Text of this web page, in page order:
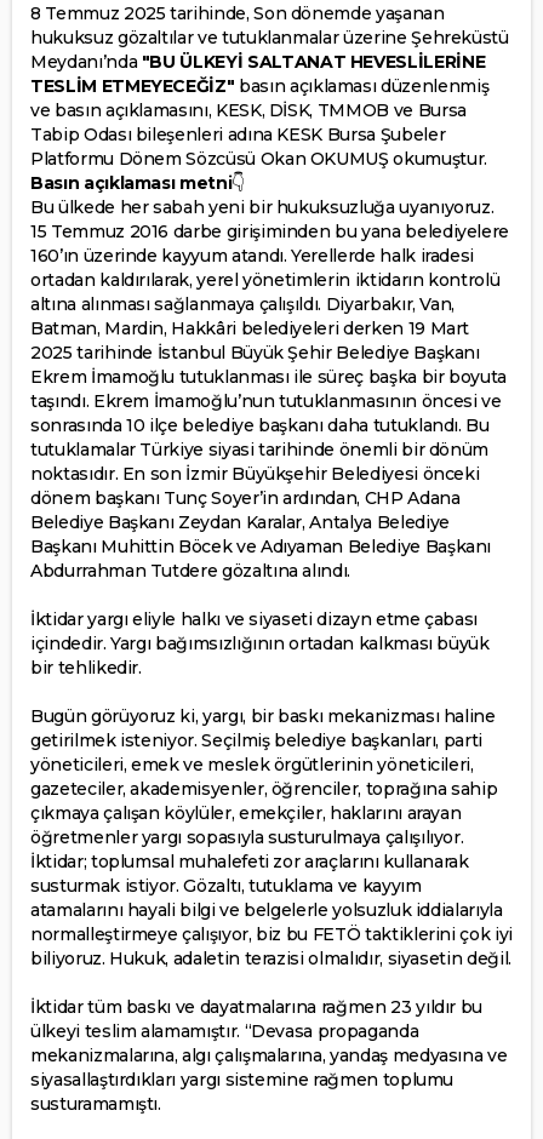
8 Temmuz 2025 tarihinde, Son dönemde yaşanan
hukuksuz gözaltılar ve tutuklanmalar üzerine Şehreküstü
Meydanı’nda "BU ÜLKEYİ SALTANAT HEVESLİLERİNE
TESLİM ETMEYECEĞİZ" basın açıklaması düzenlenmiş
ve basın açıklamasını, KESK, DİSK, TMMOB ve Bursa
Tabip Odası bileşenleri adına KESK Bursa Şubeler
Platformu Dönem Sözcüsü Okan OKUMUŞ okumuştur.
Basın açıklaması metni👇
Bu ülkede her sabah yeni bir hukuksuzluğa uyanıyoruz.
15 Temmuz 2016 darbe girişiminden bu yana belediyelere
160’ın üzerinde kayyum atandı. Yerellerde halk iradesi
ortadan kaldırılarak, yerel yönetimlerin iktidarın kontrolü
altına alınması sağlanmaya çalışıldı. Diyarbakır, Van,
Batman, Mardin, Hakkâri belediyeleri derken 19 Mart
2025 tarihinde İstanbul Büyük Şehir Belediye Başkanı
Ekrem İmamoğlu tutuklanması ile süreç başka bir boyuta
taşındı. Ekrem İmamoğlu’nun tutuklanmasının öncesi ve
sonrasında 10 ilçe belediye başkanı daha tutuklandı. Bu
tutuklamalar Türkiye siyasi tarihinde önemli bir dönüm
noktasıdır. En son İzmir Büyükşehir Belediyesi önceki
dönem başkanı Tunç Soyer’in ardından, CHP Adana
Belediye Başkanı Zeydan Karalar, Antalya Belediye
Başkanı Muhittin Böcek ve Adıyaman Belediye Başkanı
Abdurrahman Tutdere gözaltına alındı.
İktidar yargı eliyle halkı ve siyaseti dizayn etme çabası
içindedir. Yargı bağımsızlığının ortadan kalkması büyük
bir tehlikedir.
Bugün görüyoruz ki, yargı, bir baskı mekanizması haline
getirilmek isteniyor. Seçilmiş belediye başkanları, parti
yöneticileri, emek ve meslek örgütlerinin yöneticileri,
gazeteciler, akademisyenler, öğrenciler, toprağına sahip
çıkmaya çalışan köylüler, emekçiler, haklarını arayan
öğretmenler yargı sopasıyla susturulmaya çalışılıyor.
İktidar; toplumsal muhalefeti zor araçlarını kullanarak
susturmak istiyor. Gözaltı, tutuklama ve kayyım
atamalarını hayali bilgi ve belgelerle yolsuzluk iddialarıyla
normalleştirmeye çalışıyor, biz bu FETÖ taktiklerini çok iyi
biliyoruz. Hukuk, adaletin terazisi olmalıdır, siyasetin değil.
İktidar tüm baskı ve dayatmalarına rağmen 23 yıldır bu
ülkeyi teslim alamamıştır. “Devasa propaganda
mekanizmalarına, algı çalışmalarına, yandaş medyasına ve
siyasallaştırdıkları yargı sistemine rağmen toplumu
susturamamıştı.